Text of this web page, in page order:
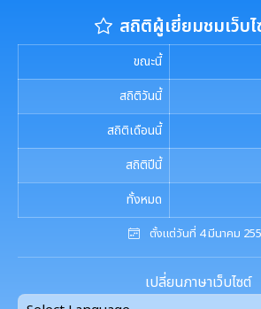
งานที่ 4 อนุรักษ์และใช้ประโยชน์จ
งานที่ 6 สนับสนุนในการอนุรักษ์แล
ทรัพยากร
การจัดการพื้นที่สีเขียวในเมือง
การบริหารความเสี่ยง
การเรียกประชุมสภาฯ
การนัดประชุมสภาฯ
ประกาศสภาฯเทศบาลเมืองสุเทพ
กำหนดสมัยประชุม
แผนงานท่องเที่ยว
แผนประชาสัมพันธ์
คู่มือปฏิบัติงานประชาสัมพันธ์
เอกสารประชาสัมพันธ์
เอกสารประชาสัมพันธ์กองการศึกษา
เอกสารประชาสัมพันธ์กองคลัง
เอกสารประชาสัมพันธ์กองสาธาร
เอกสารประชาสัมพันธ์กองสวัสดิกา
พระราชกรณียกิจในหลวง รัชกาลที่ 9
ดาวน์โหลดเอกสาร
เอกสารดาวน์โหลด: สำนักปลัดเทศ
เอกสารดาวน์โหลด: กองคลัง
เอกสารดาวน์โหลด: กองช่าง
เอกสารดาวน์โหลด: กองสวัสดิการสั
ภาษีที่ดินและสิ่งปลูกสร้าง
พรบ./กฎหมาย เอกสารประชาสัมพัน
แบบบัญชีรายการที่ดินฯ (ห้องชุด)
ประเมินความพึงพอใจต่อการให้บริกา
แบบฟอร์มการรับฟังความคิดเห็นของ
สถิติผู้เยี่ยมชมเว็บ
ขณะนี้
สถิติวันนี้
สถิติเดือนนี้
สถิติปีนี้
ทั้งหมด
ตั้งแต่วันที่ 4 มีนาคม
เปลี่ยนภาษาเว็บไซต์